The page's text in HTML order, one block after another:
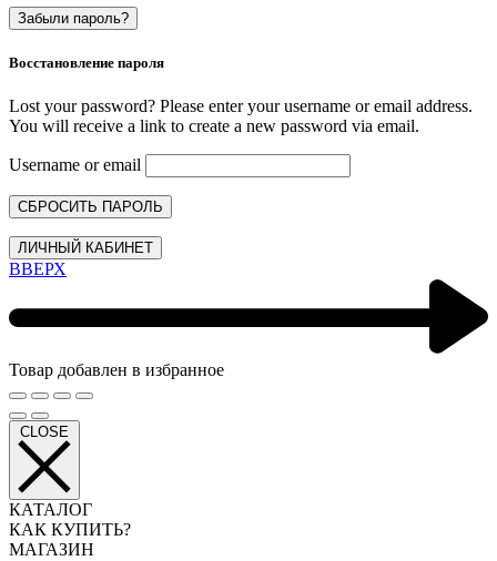
Забыли пароль?
Восстановление пароля
Lost your password? Please enter your username or email address.
You will receive a link to create a new password via email.
Username or email
СБРОСИТЬ ПАРОЛЬ
ЛИЧНЫЙ КАБИНЕТ
ВВЕРХ
Товар добавлен в избранное
CLOSE
КАТАЛОГ
КАК КУПИТЬ?
МАГАЗИН